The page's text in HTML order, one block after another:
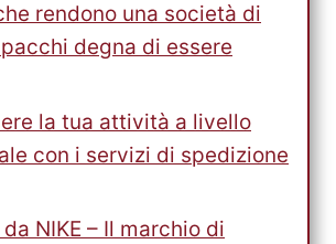
rendono una società di
degna di essere
la tua attività a livello
con i servizi di spedizione
NIKE – Il marchio di